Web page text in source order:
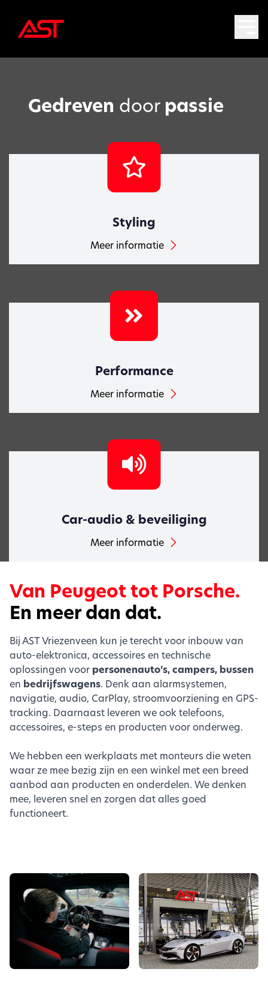
Gedreven door passie
Styling
Meer informatie
Performance
Meer informatie
Car-audio & beveiliging
Meer informatie
Van Peugeot tot Porsche.
En meer dan dat.
Bij AST Vriezenveen kun je terecht voor inbouw van
auto-elektronica, accessoires en technische
oplossingen voor personenauto’s, campers, bussen
en bedrijfswagens. Denk aan alarmsystemen,
navigatie, audio, CarPlay, stroomvoorziening en GPS-
tracking. Daarnaast leveren we ook telefoons,
accessoires, e-steps en producten voor onderweg.
We hebben een werkplaats met monteurs die weten
waar ze mee bezig zijn en een winkel met een breed
aanbod aan producten en onderdelen. We denken
mee, leveren snel en zorgen dat alles goed
functioneert.